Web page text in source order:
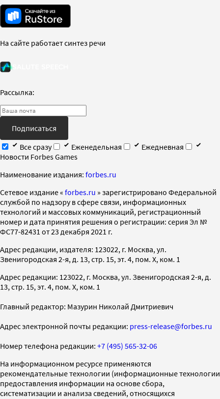
На сайте работает синтез речи
Рассылка:
Подписаться
Все сразу
Еженедельная
Ежедневная
Новости Forbes Games
Наименование издания: forbes.ru
Cетевое издание « forbes.ru » зарегистрировано Федеральной
службой по надзору в сфере связи, информационных
технологий и массовых коммуникаций, регистрационный
номер и дата принятия решения о регистрации: серия Эл №
ФС77-82431 от 23 декабря 2021 г.
Адрес редакции, издателя: 123022, г. Москва, ул.
Звенигородская 2-я, д. 13, стр. 15, эт. 4, пом. X, ком. 1
Адрес редакции: 123022, г. Москва, ул. Звенигородская 2-я, д.
13, стр. 15, эт. 4, пом. X, ком. 1
Главный редактор: Мазурин Николай Дмитриевич
Адрес электронной почты редакции: press-release@forbes.ru
Номер телефона редакции: +7 (495) 565-32-06
На информационном ресурсе применяются
рекомендательные технологии (информационные технологии
предоставления информации на основе сбора,
систематизации и анализа сведений, относящихся